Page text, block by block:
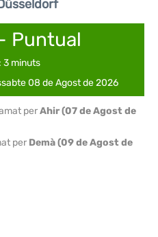
Puntual
3 minuts
08 de Agost de 2026
perAhir (07 de Agost de
per Demà (09 de Agost de